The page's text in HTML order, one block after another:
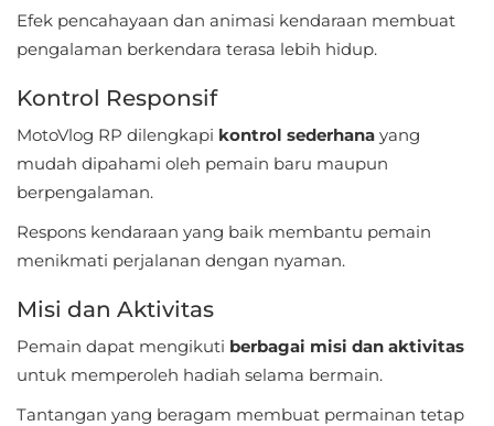
Fitness
House
&
Home
Libraries
&
Demo
Efek pencahayaan dan animasi kendaraan membuat
pengalaman berkendara terasa lebih hidup.
Kontrol Responsif
MotoVlog RP dilengkapi kontrol sederhana yang
mudah dipahami oleh pemain baru maupun
berpengalaman.
Respons kendaraan yang baik membantu pemain
menikmati perjalanan dengan nyaman.
Misi dan Aktivitas
Pemain dapat mengikuti berbagai misi dan aktivitas
untuk memperoleh hadiah selama bermain.
Tantangan yang beragam membuat permainan tetap